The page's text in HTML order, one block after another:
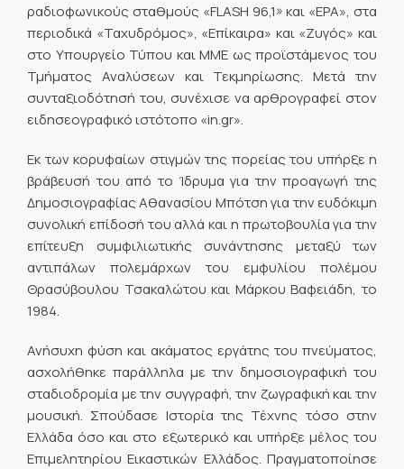
ραδιοφωνικούς σταθμούς «FLASH 96,1» και «ΕΡΑ», στα
περιοδικά «Ταχυδρόμος», «Επίκαιρα» και «Ζυγός» και
στο Υπουργείο Τύπου και ΜΜΕ ως προϊστάμενος του
Τμήματος Αναλύσεων και Τεκμηρίωσης. Μετά την
συνταξιοδότησή του, συνέχισε να αρθρογραφεί στον
ειδησεoγραφικό ιστότοπο «in.gr».
Εκ των κορυφαίων στιγμών της πορείας του υπήρξε η
βράβευσή του από το Ίδρυμα για την προαγωγή της
Δημοσιογραφίας Αθανασίου Μπότση για την ευδόκιμη
συνολική επίδοσή του αλλά και η πρωτοβουλία για την
επίτευξη συμφιλιωτικής συνάντησης μεταξύ των
αντιπάλων πολεμάρχων του εμφυλίου πολέμου
Θρασύβουλου Τσακαλώτου και Μάρκου Βαφειάδη, το
1984.
Ανήσυχη φύση και ακάματος εργάτης του πνεύματος,
ασχολήθηκε παράλληλα με την δημοσιογραφική του
σταδιοδρομία με την συγγραφή, την ζωγραφική και την
μουσική. Σπούδασε Ιστορία της Τέχνης τόσο στην
Ελλάδα όσο και στο εξωτερικό και υπήρξε μέλος του
Επιμελητηρίου Εικαστικών Ελλάδος. Πραγματοποίησε